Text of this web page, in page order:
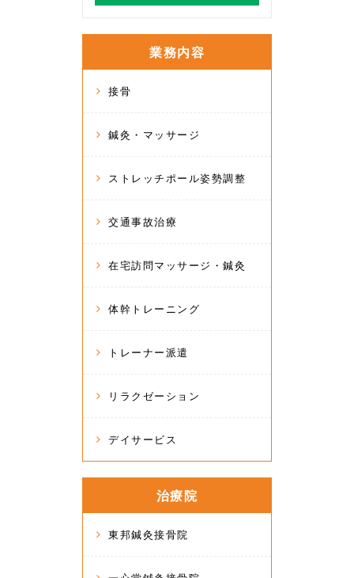
業務内容
接骨
鍼灸・マッサージ
ストレッチポール姿勢調整
交通事故治療
在宅訪問マッサージ・鍼灸
体幹トレーニング
トレーナー派遣
リラクゼーション
デイサービス
治療院
東邦鍼灸接骨院